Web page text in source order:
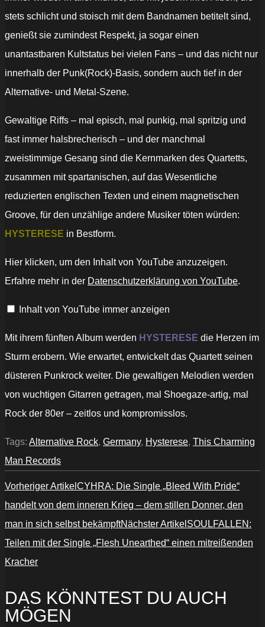
stets schlicht und stoisch mit dem Bandnamen betitelt sind,
genießt sie zumindest Respekt, ja sogar einen
unantastbaren Kultstatus bei vielen Fans – und das nicht nur
innerhalb der Punk(Rock)-Basis, sondern auch tief in der
Alternative- und Metal-Szene.
Gewaltige Riffs – mal episch, mal punkig, mal spritzig und
fast immer halsbrecherisch – und der manchmal
zweistimmige Gesang sind die Kernmarken des Quartetts,
zusammen mit spartanischen, auf das Wesentliche
reduzierten englischen Texten und einem magnetischen
Groove, für den unzählige andere Musiker töten würden:
HYSTERESE in Bestform.
„Hysterese
–
Players
(official
YouTube
Hier klicken, um den Inhalt von YouTube anzuzeigen.
Erfahre mehr in der Datenschutzerklärung von YouTube.
Inhalt von YouTube immer anzeigen
Mit ihrem fünften Album werden HYSTERESE die Herzen im
Sturm erobern. Wie erwartet, entwickelt das Quartett seinen
düsteren Punkrock weiter. Die gewaltigen Melodien werden
von wuchtigen Gitarren getragen, mal Shoegaze-artig, mal
Rock der 80er – zeitlos und kompromisslos.
Tags: Alternative Rock, Germany, Hysterese, This Charming
Man Records
Vorheriger Artikel CYHRA: Die Single „Bleed With Pride“
handelt von dem inneren Krieg – dem stillen Donner, den
man in sich selbst bekämpftNächster Artikel SOULFALLEN:
Teilen mit der Single „Flesh Unearthed“ einen mitreißenden
Kracher
DAS KÖNNTEST DU AUCH
MÖGEN